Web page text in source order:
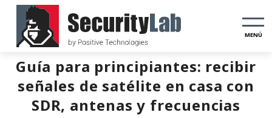
MENÚ
Guía para principiantes: recibir
señales de satélite en casa con
SDR, antenas y frecuencias